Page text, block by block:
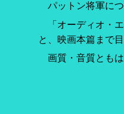
パットン将軍につ
「オーディオ・エ
と、映画本篇まで
画質・音質ともは